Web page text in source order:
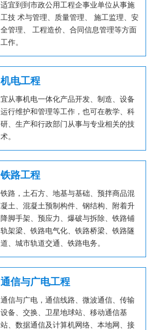
适宜到到市政公用工程企事业单位从事施
工技 术与管理、质量管理、 施工监理、安
全管理、 工程造价、合同信息管理等方面
工作。
机电工程
宜从事机电一体化产品开发、制造、设备
运行维护和管理等工作，也可在教学、科
研、生产和行政部门从事与专业相关的技
术。
铁路工程
铁路，土石方、地基与基础、预拌商品混
凝土、混凝土预制构件、钢结构、附着升
降脚手架、预应力、爆破与拆除、铁路铺
轨架梁、铁路电气化、铁路桥梁、铁路隧
道、城市轨道交通、铁路电务。
通信与广电工程
通信与广电，通信线路、微波通信、传输
设备、交换、卫星地球站、移动通信基
站、数据通信及计算机网络、本地网、接